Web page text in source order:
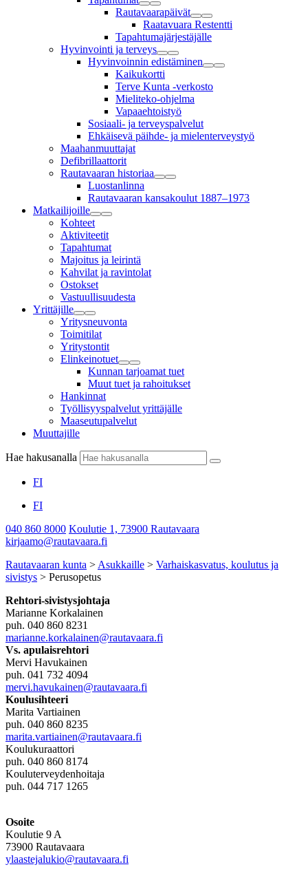
Rautavaarapäivät
Raatavuara Restentti
Tapahtumajärjestäjälle
Hyvinvointi ja terveys
Hyvinvoinnin edistäminen
Kaikukortti
Terve Kunta -verkosto
Mieliteko-ohjelma
Vapaaehtoistyö
Sosiaali- ja terveyspalvelut
Ehkäisevä päihde- ja mielenterveystyö
Maahanmuuttajat
Defibrillaattorit
Rautavaaran historiaa
Luostanlinna
Rautavaaran kansakoulut 1887–1973
Matkailijoille
Kohteet
Aktiviteetit
Tapahtumat
Majoitus ja leirintä
Kahvilat ja ravintolat
Ostokset
Vastuullisuudesta
Yrittäjille
Yritysneuvonta
Toimitilat
Yritystontit
Elinkeinotuet
Kunnan tarjoamat tuet
Muut tuet ja rahoitukset
Hankinnat
Työllisyyspalvelut yrittäjälle
Maaseutupalvelut
Muuttajille
Hae hakusanalla
FI
FI
040 860 8000 Koulutie 1, 73900 Rautavaara
kirjaamo@rautavaara.fi
Rautavaaran kunta > Asukkaille > Varhaiskasvatus, koulutus ja
sivistys > Perusopetus
Rehtori-sivistysjohtaja
Marianne Korkalainen
puh. 040 860 8231
marianne.korkalainen@rautavaara.fi
Vs. apulaisrehtori
Mervi Havukainen
puh. 041 732 4094
mervi.havukainen@rautavaara.fi
Koulusihteeri
Marita Vartiainen
puh. 040 860 8235
marita.vartiainen@rautavaara.fi
Koulukuraattori
puh. 040 860 8174
Kouluterveydenhoitaja
puh. 044 717 1265
Osoite
Koulutie 9 A
73900 Rautavaara
ylaastejalukio­@rautavaara.fi